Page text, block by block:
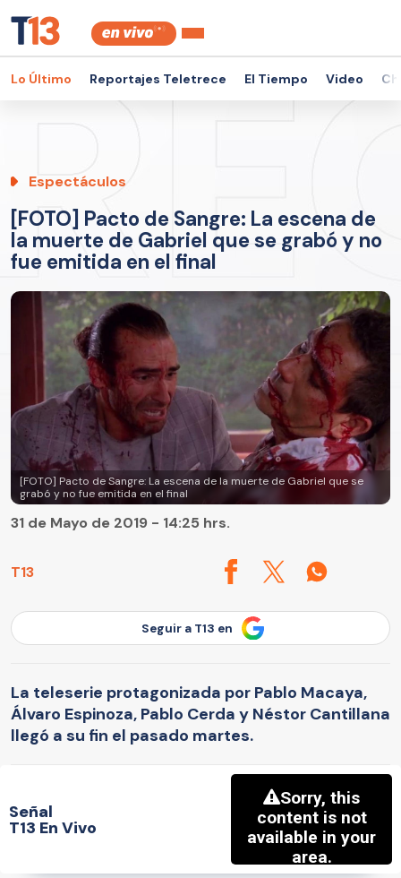
Lo Último Reportajes Teletrece El Tiempo Video
Espectáculos
[FOTO] Pacto de Sangre: La escena de
la muerte de Gabriel que se grabó y no
fue emitida en el final
[FOTO] Pacto de Sangre: La escena de la muerte de Gabriel que se
grabó y no fue emitida en el final
T13
31 de Mayo de 2019 - 14:25 hrs.
Seguir a T13 en
La teleserie protagonizada por Pablo Macaya,
Álvaro Espinoza, Pablo Cerda y Néstor Cantillana
llegó a su fin el pasado martes.
Señal
T13 En Vivo